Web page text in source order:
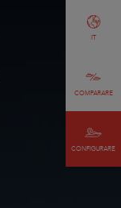
CONFIGURARE
COMPARARE
IT